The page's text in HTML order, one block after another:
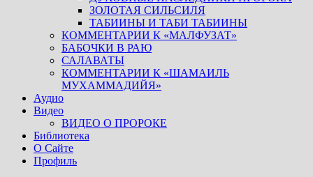
ЗОЛОТАЯ СИЛЬСИЛЯ
ТАБИИНЫ И ТАБИ ТАБИИНЫ
КОММЕНТАРИИ К «МАЛФУЗАТ»
БАБОЧКИ В РАЮ
САЛАВАТЫ
КОММЕНТАРИИ К «ШАМАИЛЬ
МУХАММАДИЙЯ»
Аудио
Видео
ВИДЕО О ПРОРОКЕ
Библиотека
О Сайте
Профиль